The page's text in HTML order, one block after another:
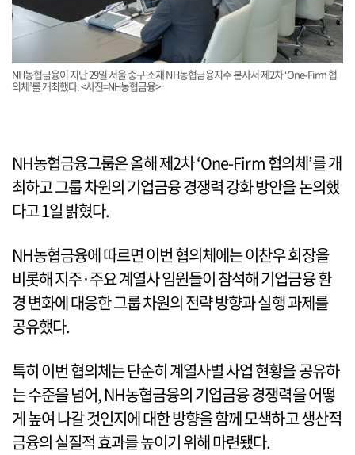
NH농협금융이 지난 29일 서울 중구 소재 NH농협금융지주 본사서 제2차 ‘One-Firm 협
의체’를 개최했다. <사진=NH농협금융>
NH농협금융그룹은 올해 제2차 ‘One-Firm 협의체’를 개
최하고 그룹 차원의 기업금융 경쟁력 강화 방안을 논의했
다고 1일 밝혔다.
NH농협금융에 따르면 이번 협의체에는 이찬우 회장을
비롯해 지주·주요 계열사 임원들이 참석해 기업금융 환
경 변화에 대응한 그룹 차원의 전략 방향과 실행 과제를
공유했다.
특히 이번 협의체는 단순히 계열사별 사업 현황을 공유하
는 수준을 넘어, NH농협금융의 기업금융 경쟁력을 어떻
게 높여 나갈 것인지에 대한 방향을 함께 모색하고 생산적
금융의 실질적 효과를 높이기 위해 마련됐다.